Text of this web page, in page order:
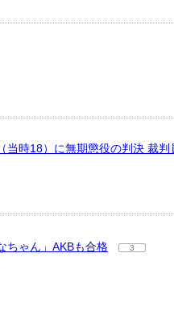
当時18）に無期懲役の判決 裁
ちゃん」AKBも合格 3